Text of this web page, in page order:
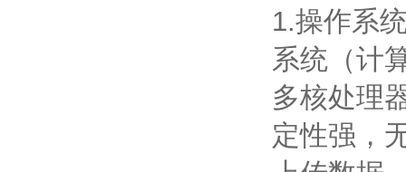
1.操作系
系统（计
多核处理
定性强，